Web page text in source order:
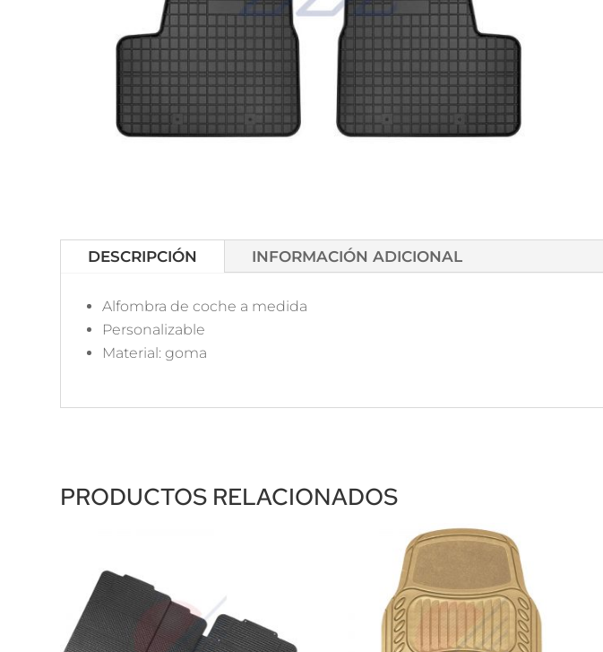
DESCRIPCIÓN INFORMACIÓN ADICIONAL
Alfombra de coche a medida
Personalizable
Material: goma
PRODUCTOS RELACIONADOS